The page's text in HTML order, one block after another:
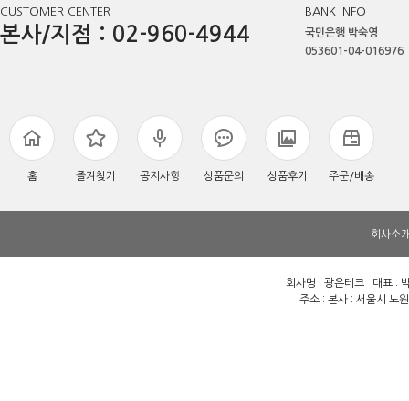
CUSTOMER CENTER
본사/지점 : 02-960-4944
BANK INFO
국민은행 박숙영
053601-04-016976
홈 즐겨찾기 공지사항 상품문의 상품후기 주문/배송
회사소
회사명 : 광은테크 대표 :
주소 : 본사 : 서울시